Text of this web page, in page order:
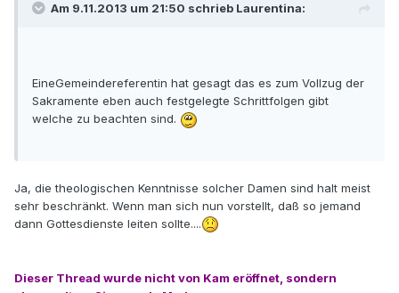
Am 9.11.2013 um 21:50 schrieb Laurentina:
EineGemeindereferentin hat gesagt das es zum Vollzug der
Sakramente eben auch festgelegte Schrittfolgen gibt
welche zu beachten sind.
Ja, die theologischen Kenntnisse solcher Damen sind halt meist
sehr beschränkt. Wenn man sich nun vorstellt, daß so jemand
dann Gottesdienste leiten sollte....
Dieser Thread wurde nicht von Kam eröffnet, sondern